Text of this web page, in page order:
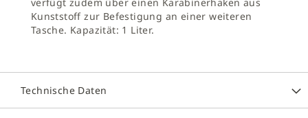
Kunststoff zur Befestigung an einer weiteren
Tasche. Kapazität: 1 Liter.
Technische Daten